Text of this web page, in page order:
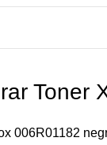
Toner
006R01182